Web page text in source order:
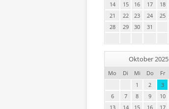
14
15 16 17 18
21
22 23 24 25
28
29 30 31
Oktober 2025
Mo Di Mi Do Fr
1
2 3
6
7 8 9 10
13
14 15 16 17